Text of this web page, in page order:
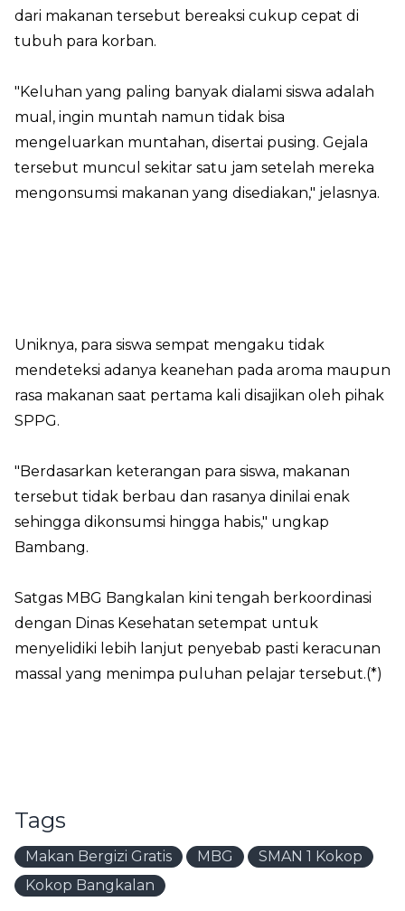
dari makanan tersebut bereaksi cukup cepat di
tubuh para korban.
"Keluhan yang paling banyak dialami siswa adalah
mual, ingin muntah namun tidak bisa
mengeluarkan muntahan, disertai pusing. Gejala
tersebut muncul sekitar satu jam setelah mereka
mengonsumsi makanan yang disediakan," jelasnya.
Uniknya, para siswa sempat mengaku tidak
mendeteksi adanya keanehan pada aroma maupun
rasa makanan saat pertama kali disajikan oleh pihak
SPPG.
"Berdasarkan keterangan para siswa, makanan
tersebut tidak berbau dan rasanya dinilai enak
sehingga dikonsumsi hingga habis," ungkap
Bambang.
Satgas MBG Bangkalan kini tengah berkoordinasi
dengan Dinas Kesehatan setempat untuk
menyelidiki lebih lanjut penyebab pasti keracunan
massal yang menimpa puluhan pelajar tersebut.(*)
Tags
Makan Bergizi Gratis MBG
SMAN 1 Kokop
Kokop Bangkalan